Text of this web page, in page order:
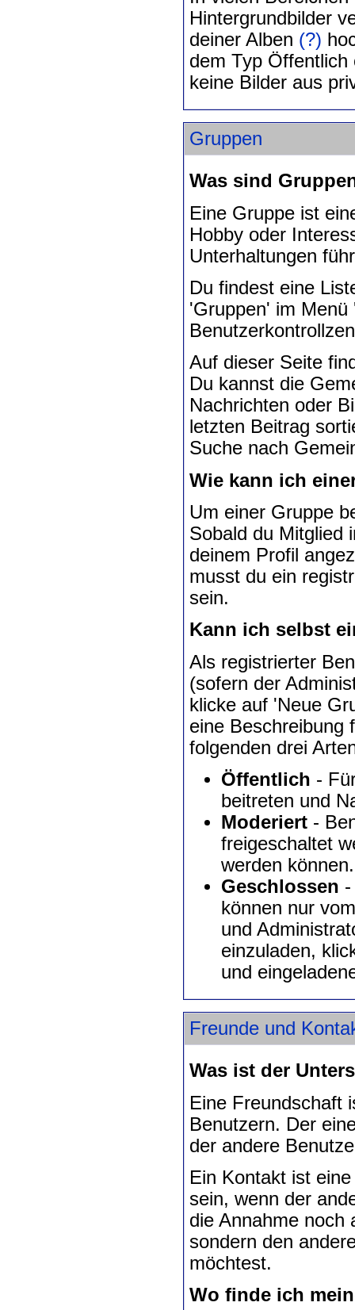
Hintergrundbilder
deiner Alben (?)
dem Typ Öffentlich
keine Bilder aus
Gruppen
Was sind
Eine Gruppe ist
Hobby oder
Unterhaltungen
Du findest eine
'Gruppen' im
Auf dieser Seite
Du kannst die
Nachrichten oder
letzten Beitrag
Suche nach
Wie kann ich
Um einer Gruppe
Sobald du Mitglied
deinem Profil
musst du ein
sein.
Kann ich selbst
Als registrierter
(sofern der
klicke auf 'Neue
eine Beschreibung
folgenden drei
Öffentlich -
beitreten und
Moderiert -
freigeschaltet
werden können.
Geschlossen
können nur
und
einzuladen,
und
Freunde und
Was ist der
Eine Freundschaft
Benutzern. Der
der andere
Ein Kontakt ist
sein, wenn der
die Annahme noch
sondern den
möchtest.
Wo finde ich